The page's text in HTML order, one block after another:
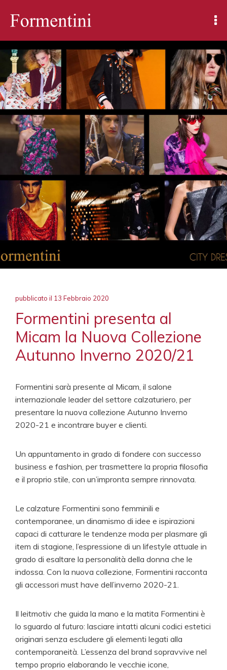
pubblicato il 13 Febbraio 2020
Formentini presenta al
Micam la Nuova Collezione
Autunno Inverno 2020/21
Formentini sarà presente al Micam, il salone
internazionale leader del settore calzaturiero, per
presentare la nuova collezione Autunno Inverno
2020-21 e incontrare buyer e clienti.
Un appuntamento in grado di fondere con successo
business e fashion, per trasmettere la propria filosofia
e il proprio stile, con un’impronta sempre rinnovata.
Le calzature Formentini sono femminili e
contemporanee, un dinamismo di idee e ispirazioni
capaci di catturare le tendenze moda per plasmare gli
item di stagione, l’espressione di un lifestyle attuale in
grado di esaltare la personalità della donna che le
indossa. Con la nuova collezione, Formentini racconta
gli accessori must have dell’inverno 2020-21.
Il leitmotiv che guida la mano e la matita Formentini è
lo sguardo al futuro: lasciare intatti alcuni codici estetici
originari senza escludere gli elementi legati alla
contemporaneità. L’essenza del brand sopravvive nel
tempo proprio elaborando le vecchie icone,